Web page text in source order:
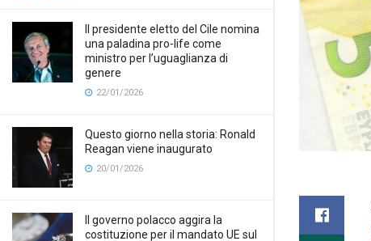
Il presidente eletto del Cile nomina
una paladina pro-life come
ministro per l’uguaglianza di
genere
22/01/2026
Questo giorno nella storia: Ronald
Reagan viene inaugurato
20/01/2026
Il governo polacco aggira la
costituzione per il mandato UE sul